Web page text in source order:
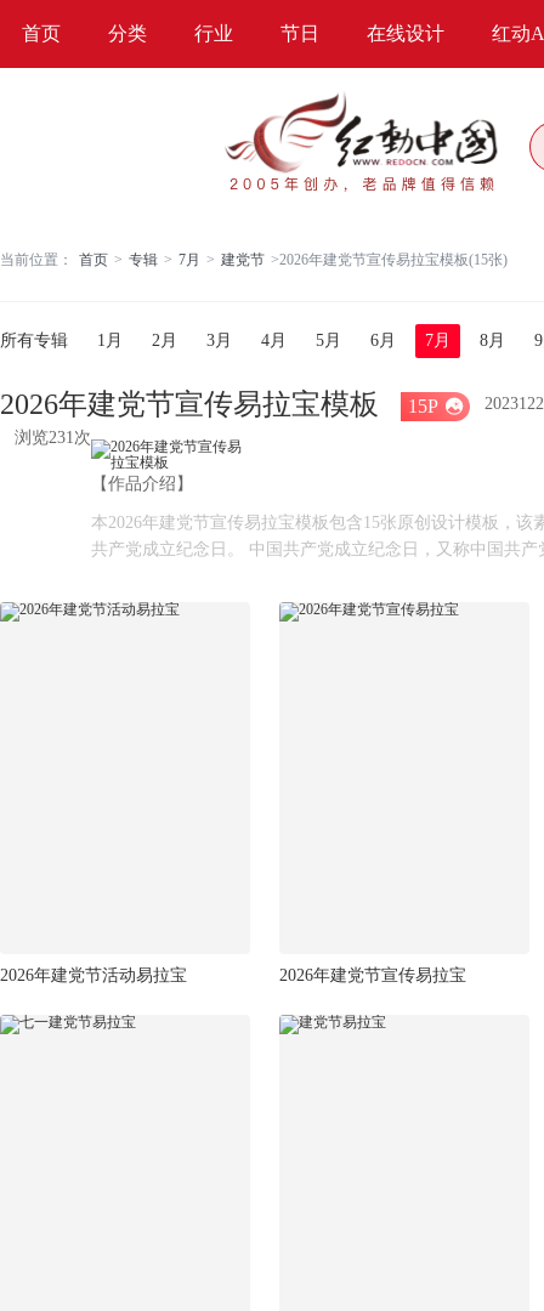
首页 分类 行业 节日 在线设计 红动
当前位置： 首页 > 专辑 > 7月 > 建党节 >2026年建党节宣传易拉宝模板(15张)
所有专辑 1月 2月 3月 4月 5月 6月 7月 8月
2026年建党节宣传易拉宝模板 15P 
浏览231次
【作品介绍】
本2026年建党节宣传易拉宝模板包含15张原创设计模板，
共产党成立纪念日。 中国共产党成立纪念日，又称中国共
2026年建党节活动易拉宝 2026年建党节宣传易拉宝